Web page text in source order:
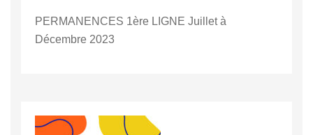
PERMANENCES 1ère LIGNE Juillet à
Décembre 2023